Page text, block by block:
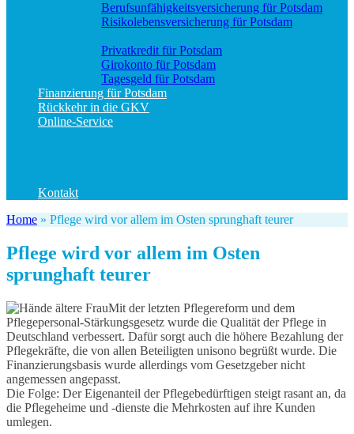
Berufs­unfähigkeitsversicherung für Potsdam
Risikolebensversicherung für Potsdam
Privatkredit für Potsdam
Girokonto für Potsdam
Tagesgeld für Potsdam
Finanzierung für Potsdam
Rückkehr in die GKV
Online-Service
Kontakt
Home » Pflege wird vor allem im Osten sprunghaft teurer
Pflege wird vor allem im Osten
sprunghaft teurer
Mit der letzten Pflegereform und dem
Pflegepersonal-Stärkungsgesetz wurde die Qualität der Pflege in
Deutschland verbessert. Dafür sorgt auch die höhere Bezahlung der
Pflegekräfte, die von allen Beteiligten unisono begrüßt wurde. Die
Finanzierungsbasis wurde allerdings vom Gesetzgeber nicht
angemessen angepasst.
Die Folge: Der Eigenanteil der Pflegebedürftigen steigt rasant an, da
die Pflegeheime und -dienste die Mehrkosten auf ihre Kunden
umlegen.